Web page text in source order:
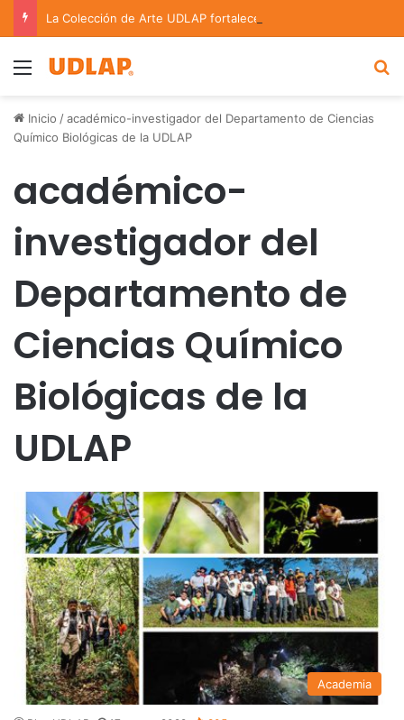
Menu
Inicio /académico-investigador del Departamento de Ciencias
Químico Biológicas de la UDLAP
académico-
investigador del
Departamento de
Ciencias Químico
Biológicas de la
UDLAP
Academia